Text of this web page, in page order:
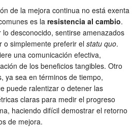
de la mejora continua no está exenta
es la resistencia al cambio.
desconocido, sentirse amenazados
o simplemente preferir el statu quo.
una comunicación efectiva,
de los beneficios tangibles. Otro
ya sea en términos de tiempo,
puede ralentizar o detener las
claras para medir el progreso
haciendo difícil demostrar el retorno
de mejora.